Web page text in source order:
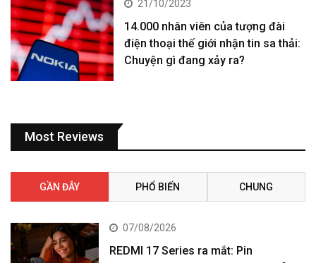
21/10/2023
14.000 nhân viên của tượng đài
điện thoại thế giới nhận tin sa thải:
Chuyện gì đang xảy ra?
Most Reviews
GẦN ĐÂY PHỔ BIẾN CHUNG
07/08/2026
REDMI 17 Series ra mắt: Pin